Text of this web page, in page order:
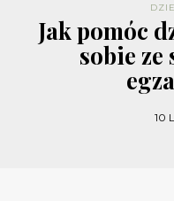
Jak pomóc
sobie ze
10